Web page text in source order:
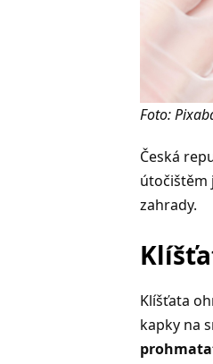
Foto:
Česká
útočištěm
zahrady.
Klíšťata
kapky na